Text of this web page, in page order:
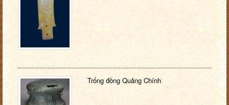
Trống đồng Quảng Chính